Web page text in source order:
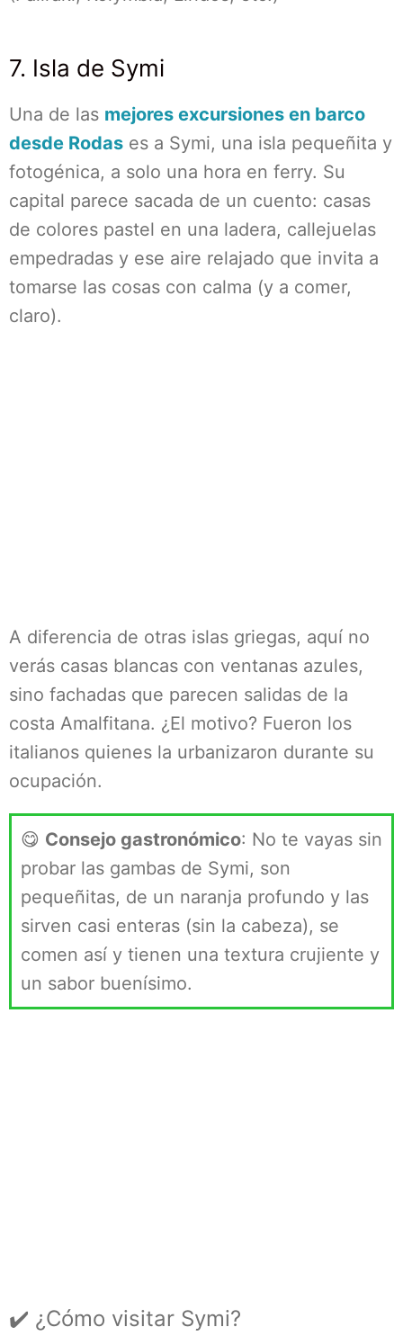
7. Isla de Symi
Una de las mejores excursiones en barco
desde Rodas es a Symi, una isla pequeñita y
fotogénica, a solo una hora en ferry. Su
capital parece sacada de un cuento: casas
de colores pastel en una ladera, callejuelas
empedradas y ese aire relajado que invita a
tomarse las cosas con calma (y a comer,
claro).
A diferencia de otras islas griegas, aquí no
verás casas blancas con ventanas azules,
sino fachadas que parecen salidas de la
costa Amalfitana. ¿El motivo? Fueron los
italianos quienes la urbanizaron durante su
ocupación.
😋 Consejo gastronómico: No te vayas sin
probar las gambas de Symi, son
pequeñitas, de un naranja profundo y las
sirven casi enteras (sin la cabeza), se
comen así y tienen una textura crujiente y
un sabor buenísimo.
✔️ ¿Cómo visitar Symi?